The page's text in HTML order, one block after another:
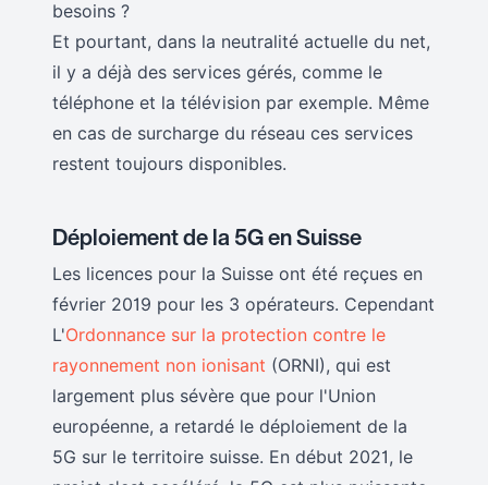
besoins ?
Et pourtant, dans la neutralité actuelle du net,
il y a déjà des services gérés, comme le
téléphone et la télévision par exemple. Même
en cas de surcharge du réseau ces services
restent toujours disponibles.
Déploiement de la 5G en Suisse
Les licences pour la Suisse ont été reçues en
février 2019 pour les 3 opérateurs. Cependant
L'Ordonnance sur la protection contre le
rayonnement non ionisant (ORNI), qui est
largement plus sévère que pour l'Union
européenne, a retardé le déploiement de la
5G sur le territoire suisse. En début 2021, le